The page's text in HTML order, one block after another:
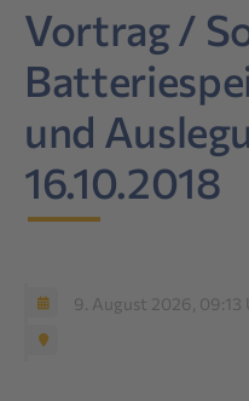
Vortrag /
und
16.10.2018
9. August 2026, 09:13